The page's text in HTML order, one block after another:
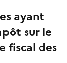
ayant
sur le
fiscal des